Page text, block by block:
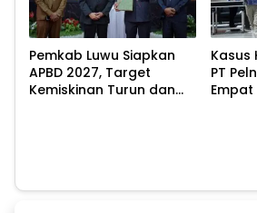
Pemkab Luwu Siapkan
APBD 2027, Target
Kemiskinan Turun dan
Kasus
PT